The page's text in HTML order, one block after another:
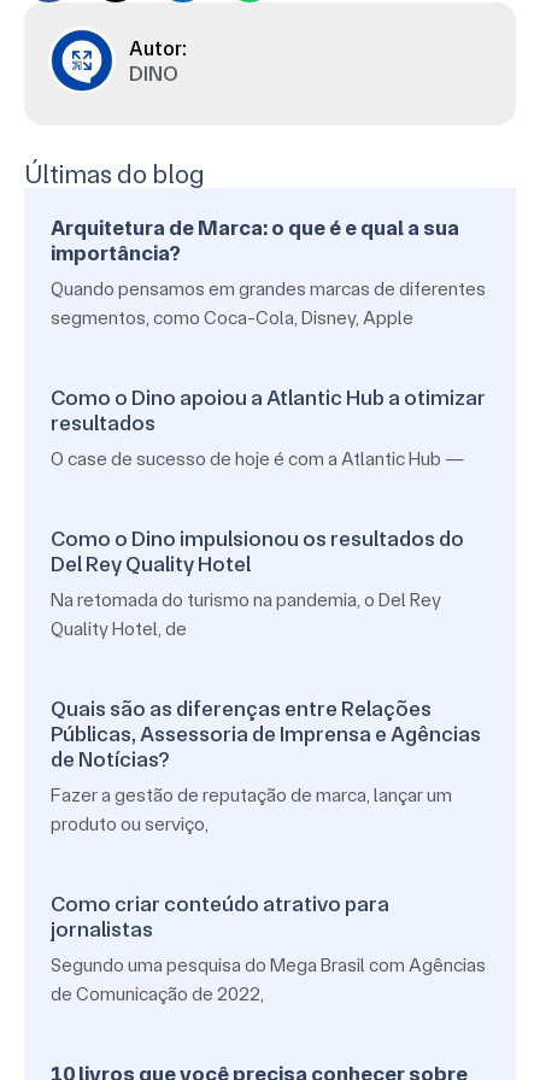
DINO
Últimas do blog
Arquitetura de Marca: o que é e qual a sua
importância?
Quando pensamos em grandes marcas de diferentes
segmentos, como Coca-Cola, Disney, Apple
Como o Dino apoiou a Atlantic Hub a otimizar
resultados
O case de sucesso de hoje é com a Atlantic Hub —
Como o Dino impulsionou os resultados do
Del Rey Quality Hotel
Na retomada do turismo na pandemia, o Del Rey
Quality Hotel, de
Quais são as diferenças entre Relações
Públicas, Assessoria de Imprensa e Agências
de Notícias?
Fazer a gestão de reputação de marca, lançar um
produto ou serviço,
Como criar conteúdo atrativo para
jornalistas
Segundo uma pesquisa do Mega Brasil com Agências
de Comunicação de 2022,
10 livros que você precisa conhecer sobre